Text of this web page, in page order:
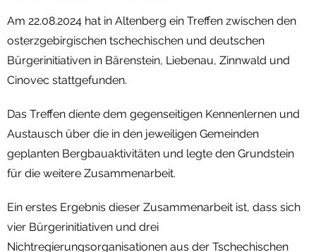
Am 22.08.2024 hat in Altenberg ein Treffen zwischen den
osterzgebirgischen tschechischen und deutschen
Bürgerinitiativen in Bärenstein, Liebenau, Zinnwald und
Cinovec stattgefunden.
Das Treffen diente dem gegenseitigen Kennenlernen und
Austausch über die in den jeweiligen Gemeinden
geplanten Bergbauaktivitäten und legte den Grundstein
für die weitere Zusammenarbeit.
Ein erstes Ergebnis dieser Zusammenarbeit ist, dass sich
vier Bürgerinitiativen und drei
Nichtregierungsorganisationen aus der Tschechischen